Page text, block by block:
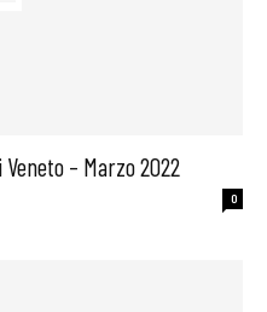
– Marzo 2022
0